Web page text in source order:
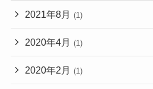
2021年8月 (1)
2020年4月 (1)
2020年2月 (1)